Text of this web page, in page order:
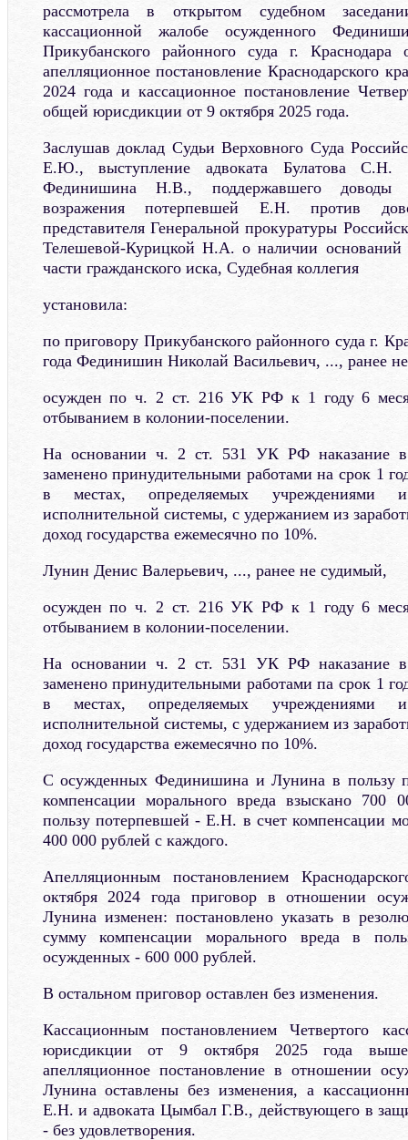
рассмотрела в открытом судебном
кассационной жалобе осужденного
Прикубанского районного суда г.
апелляционное постановление Краснодарского
2024 года и кассационное постановление
общей юрисдикции от 9 октября 2025 года.
Заслушав доклад Судьи Верховного Суда
Е.Ю., выступление адвоката Булатова С.Н.
Фединишина Н.В., поддержавшего доводы
возражения потерпевшей Е.Н. против
представителя Генеральной прокуратуры
Телешевой-Курицкой Н.А. о наличии оснований
части гражданского иска, Судебная коллегия
установила:
по приговору Прикубанского районного суда г.
года Фединишин Николай Васильевич, ..., ранее
осужден по ч. 2 ст. 216 УК РФ к 1 году 6
отбыванием в колонии-поселении.
На основании ч. 2 ст. 531 УК РФ наказание
заменено принудительными работами на срок 1
в местах, определяемых учреждениями
исполнительной системы, с удержанием из
доход государства ежемесячно по 10%.
Лунин Денис Валерьевич, ..., ранее не судимый,
осужден по ч. 2 ст. 216 УК РФ к 1 году 6
отбыванием в колонии-поселении.
На основании ч. 2 ст. 531 УК РФ наказание
заменено принудительными работами па срок 1
в местах, определяемых учреждениями
исполнительной системы, с удержанием из
доход государства ежемесячно по 10%.
С осужденных Фединишина и Лунина в пользу
компенсации морального вреда взыскано 700
пользу потерпевшей - Е.Н. в счет компенсации
400 000 рублей с каждого.
Апелляционным постановлением
октября 2024 года приговор в отношении
Лунина изменен: постановлено указать в
сумму компенсации морального вреда в
осужденных - 600 000 рублей.
В остальном приговор оставлен без изменения.
Кассационным постановлением Четвертого
юрисдикции от 9 октября 2025 года
апелляционное постановление в отношении
Лунина оставлены без изменения, а
Е.Н. и адвоката Цымбал Г.В., действующего в
- без удовлетворения.